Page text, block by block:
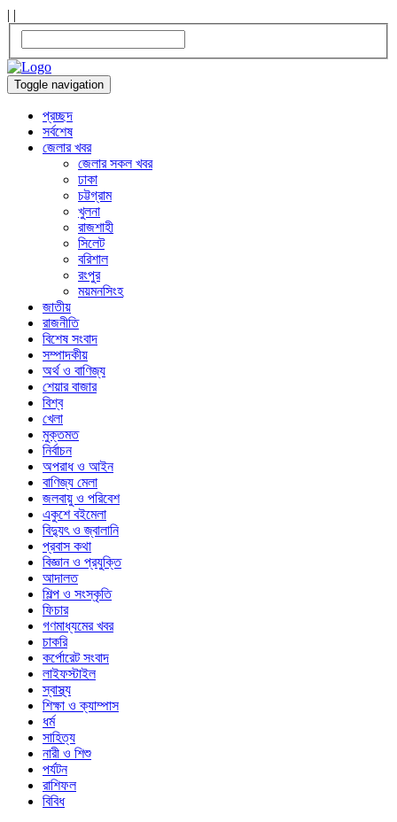
| |
Toggle navigation
প্রচ্ছদ
সর্বশেষ
জেলার খবর
জেলার সকল খবর
ঢাকা
চট্টগ্রাম
খুলনা
রাজশাহী
সিলেট
বরিশাল
রংপুর
ময়মনসিংহ
জাতীয়
রাজনীতি
বিশেষ সংবাদ
সম্পাদকীয়
অর্থ ও বাণিজ্য
শেয়ার বাজার
বিশ্ব
খেলা
মুক্তমত
নির্বাচন
অপরাধ ও আইন
বাণিজ্য মেলা
জলবায়ু ও পরিবেশ
একুশে বইমেলা
বিদ্যুৎ ও জ্বালানি
প্রবাস কথা
বিজ্ঞান ও প্রযুক্তি
আদালত
শিল্প ও সংস্কৃতি
ফিচার
গণমাধ্যমের খবর
চাকরি
কর্পোরেট সংবাদ
লাইফস্টাইল
স্বাস্থ্য
শিক্ষা ও ক্যাম্পাস
ধর্ম
সাহিত্য
নারী ও শিশু
পর্যটন
রাশিফল
বিবিধ